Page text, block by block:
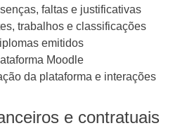
faltas e justificativas
trabalhos e classificações
emitidos
Moodle
da plataforma e interações
e contratuais